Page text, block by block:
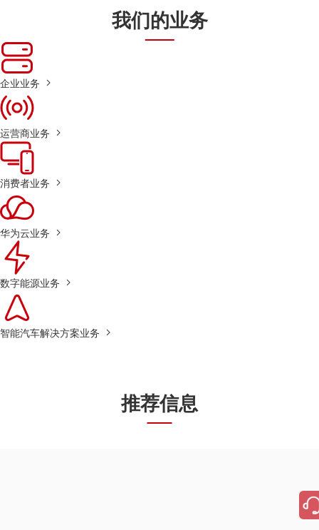
我们的业务
企业业务
运营商业务
消费者业务
华为云业务
数字能源业务
智能汽车解决方案业务
推荐信息